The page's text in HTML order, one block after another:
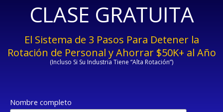
CLASE GRATUITA
El Sistema de 3 Pasos Para Detener la
Rotación de Personal y Ahorrar $50K+ al Año
(Incluso Si Su Industria Tiene “Alta Rotación”)
Nombre completo